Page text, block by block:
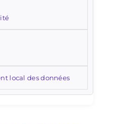
local des données